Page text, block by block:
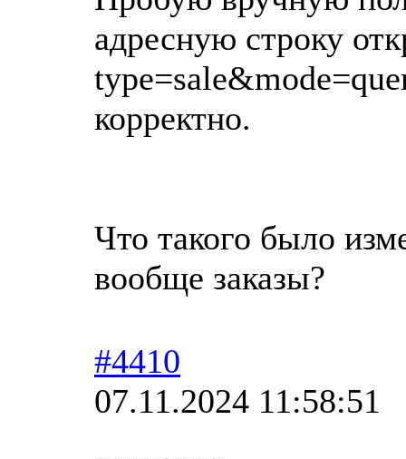
адресную строку
корректно.
Что такого было
вообще заказы?
#4410
07.11.2024 11:58:51